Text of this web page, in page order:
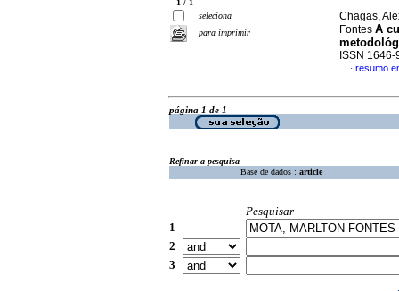
1 / 1
seleciona
para imprimir
Chagas,
Fontes A
ISSN 1646-
· resumo
página 1 de 1
Refinar a pesquisa
Base de dados : article
Pesquisar
1
2
3